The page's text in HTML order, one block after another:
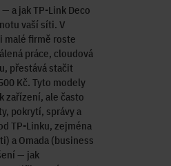
— a jak TP-Link Deco
vaší síti. V
malé firmě roste
práce, cloudová
přestává stačit
Kč. Tyto modely
zařízení, ale často
pokrytí, správy a
TP-Linku, zejména
a Omada (business
— jak